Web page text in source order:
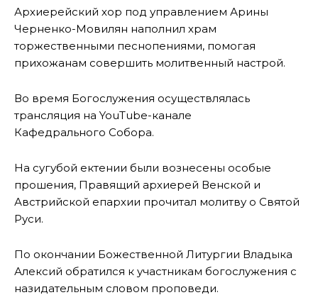
Архиерейский хор под управлением Арины
Черненко-Мовилян наполнил храм
торжественными песнопениями, помогая
прихожанам совершить молитвенный настрой.
Во время Богослужения осуществлялась
трансляция на YouTube-канале
Кафедрального Собора.
На сугубой ектении были вознесены особые
прошения, Правящий архиерей Венской и
Австрийской епархии прочитал молитву о Святой
Руси.
По окончании Божественной Литургии Владыка
Алексий обратился к участникам богослужения с
назидательным словом проповеди.